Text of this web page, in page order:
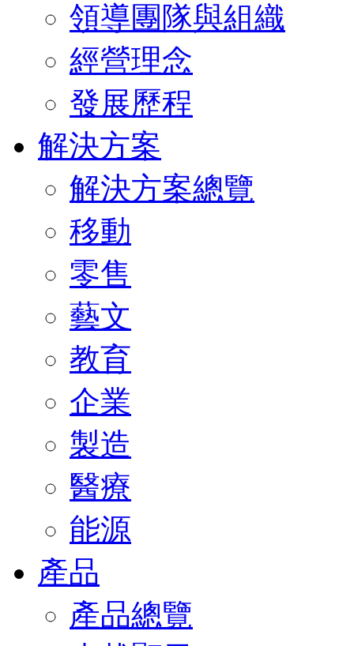
領導團隊與組織
經營理念
發展歷程
解決方案
解決方案總覽
移動
零售
藝文
教育
企業
製造
醫療
能源
產品
產品總覽